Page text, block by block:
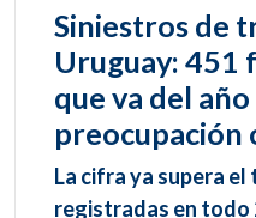
Siniestros de
Uruguay: 451
que va del
preocupación
La cifra ya supera
registradas en todo